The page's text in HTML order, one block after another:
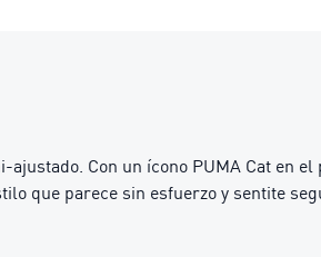
Con un ícono PUMA Cat en
que parece sin esfuerzo y sentite